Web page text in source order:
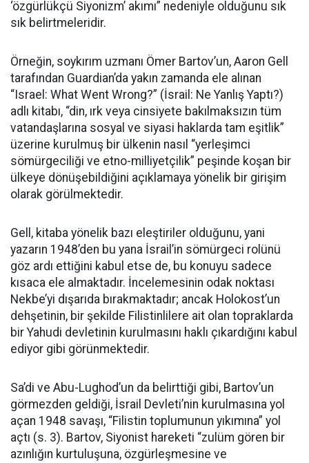
‘özgürlükçü Siyonizm’ akımı” nedeniyle olduğunu sık
sık belirtmeleridir.
Örneğin, soykırım uzmanı Ömer Bartov’un, Aaron Gell
tarafından Guardian’da yakın zamanda ele alınan
“Israel: What Went Wrong?” (İsrail: Ne Yanlış Yaptı?)
adlı kitabı, “din, ırk veya cinsiyete bakılmaksızın tüm
vatandaşlarına sosyal ve siyasi haklarda tam eşitlik”
üzerine kurulmuş bir ülkenin nasıl “yerleşimci
sömürgeciliği ve etno-milliyetçilik” peşinde koşan bir
ülkeye dönüşebildiğini açıklamaya yönelik bir girişim
olarak görülmektedir.
Gell, kitaba yönelik bazı eleştiriler olduğunu, yani
yazarın 1948’den bu yana İsrail’in sömürgeci rolünü
göz ardı ettiğini kabul etse de, bu konuyu sadece
kısaca ele almaktadır. İncelemesinin odak noktası
Nekbe’yi dışarıda bırakmaktadır; ancak Holokost’un
dehşetinin, bir şekilde Filistinlilere ait olan topraklarda
bir Yahudi devletinin kurulmasını haklı çıkardığını kabul
ediyor gibi görünmektedir.
Sa’di ve Abu-Lughod’un da belirttiği gibi, Bartov’un
görmezden geldiği, İsrail Devleti’nin kurulmasına yol
açan 1948 savaşı, “Filistin toplumunun yıkımına” yol
açtı (s. 3). Bartov, Siyonist hareketi “zulüm gören bir
azınlığın kurtuluşuna, özgürleşmesine ve